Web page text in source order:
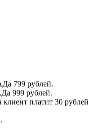
799 рублей.
999 рублей.
платит 30 рублей